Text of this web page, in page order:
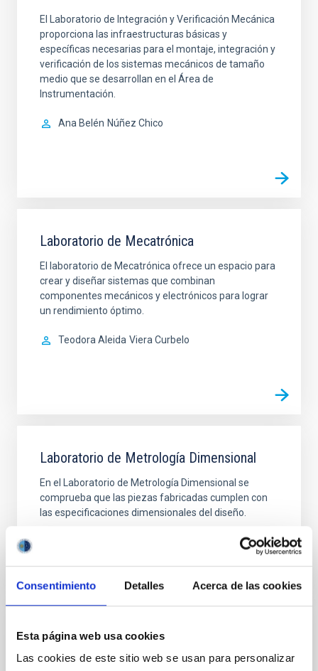
Consentimiento Detalles Acerca de las cookies
Esta página web usa cookies
Las cookies de este sitio web se usan para personalizar
El Laboratorio de Integración y Verificación Mecánica
proporciona las infraestructuras básicas y
específicas necesarias para el montaje, integración y
verificación de los sistemas mecánicos de tamaño
medio que se desarrollan en el Área de
Instrumentación.
Ana Belén Núñez Chico
Laboratorio de Mecatrónica
El laboratorio de Mecatrónica ofrece un espacio para
crear y diseñar sistemas que combinan
componentes mecánicos y electrónicos para lograr
un rendimiento óptimo.
Teodora Aleida Viera Curbelo
Laboratorio de Metrología Dimensional
En el Laboratorio de Metrología Dimensional se
comprueba que las piezas fabricadas cumplen con
las especificaciones dimensionales del diseño.
Laboratorio de Óptica
El Laboratorio de Óptica está especializado en la